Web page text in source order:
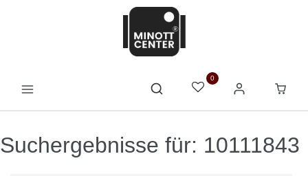
0
Suchergebnisse für: 10111843